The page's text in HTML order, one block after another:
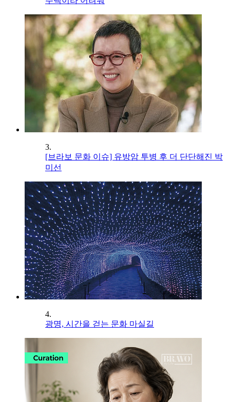
3.
[브라보 문화 이슈] 유방암 투병 후 더 단단해진 박
미선
4.
광명, 시간을 걷는 문화 마실길